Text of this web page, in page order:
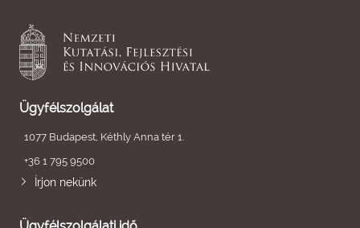
Ügyfélszolgálat
1077 Budapest, Kéthly Anna tér 1.
+36 1 795 9500
Írjon nekünk